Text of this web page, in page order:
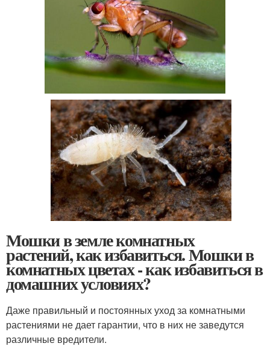
Мошки в земле комнатных
растений, как избавиться. Мошки в
комнатных цветах - как избавиться в
домашних условиях?
Даже правильный и постоянных уход за комнатными
растениями не дает гарантии, что в них не заведутся
различные вредители.